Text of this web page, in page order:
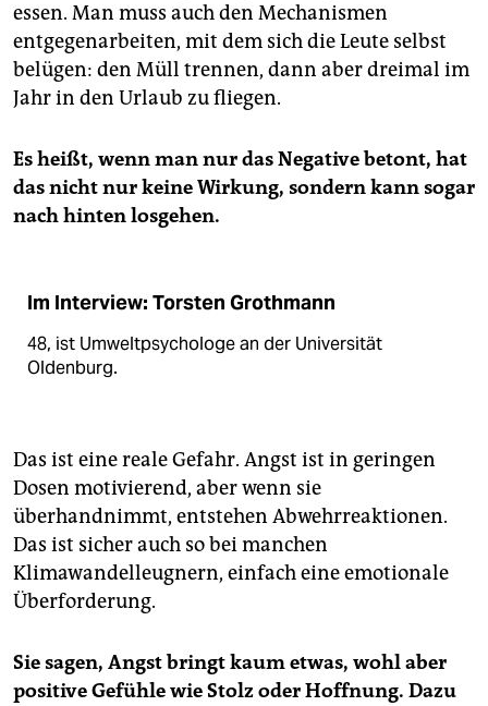
essen. Man muss auch den Mechanismen
entgegenarbeiten, mit dem sich die Leute selbst
belügen: den Müll trennen, dann aber dreimal im
Jahr in den Urlaub zu fliegen.
Es heißt, wenn man nur das Negative betont, hat
das nicht nur keine Wirkung, sondern kann sogar
nach hinten losgehen.
Im Interview: Torsten Grothmann
48, ist Umweltpsychologe an der Universität
Oldenburg.
Das ist eine reale Gefahr. Angst ist in geringen
Dosen motivierend, aber wenn sie
überhandnimmt, entstehen Abwehrreaktionen.
Das ist sicher auch so bei manchen
Klimawandelleugnern, einfach eine emotionale
Überforderung.
Sie sagen, Angst bringt kaum etwas, wohl aber
positive Gefühle wie Stolz oder Hoffnung. Dazu